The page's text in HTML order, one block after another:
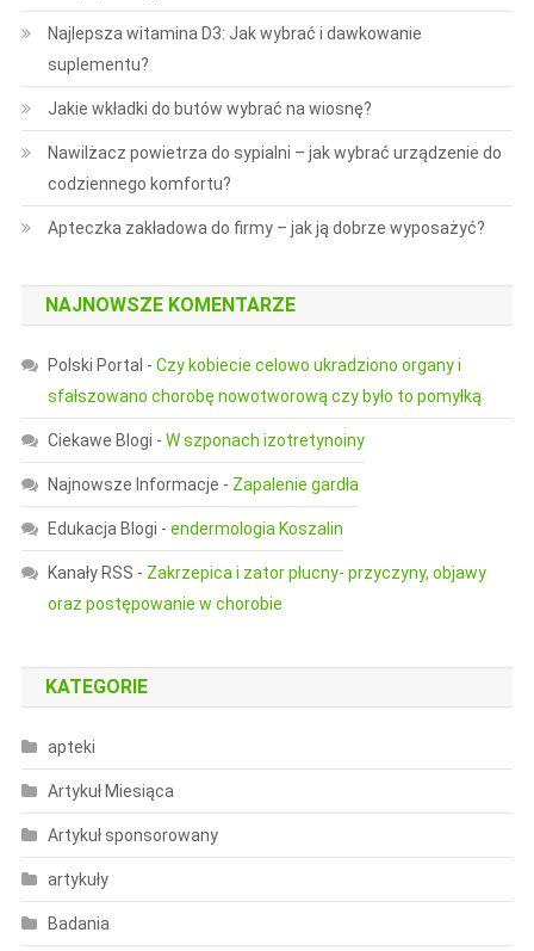
Najlepsza witamina D3: Jak wybrać i dawkowanie
suplementu?
Jakie wkładki do butów wybrać na wiosnę?
Nawilżacz powietrza do sypialni – jak wybrać urządzenie do
codziennego komfortu?
Apteczka zakładowa do firmy – jak ją dobrze wyposażyć?
NAJNOWSZE KOMENTARZE
Polski Portal - Czy kobiecie celowo ukradziono organy i
sfałszowano chorobę nowotworową czy było to pomyłką
Ciekawe Blogi - W szponach izotretynoiny
Najnowsze Informacje - Zapalenie gardła
Edukacja Blogi - endermologia Koszalin
Kanały RSS - Zakrzepica i zator płucny- przyczyny, objawy
oraz postępowanie w chorobie
KATEGORIE
apteki
Artykuł Miesiąca
Artykuł sponsorowany
artykuły
Badania